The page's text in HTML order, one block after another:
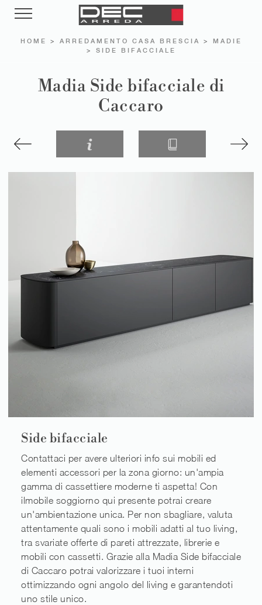
HOME > ARREDAMENTO CASA BRESCIA >
MADIE
> SIDE BIFACCIALE
Madia Side bifacciale di
Caccaro
Side bifacciale
Contattaci per avere ulteriori info sui mobili ed
elementi accessori per la zona giorno: un'ampia
gamma di cassettiere moderne ti aspetta! Con
ilmobile soggiorno qui presente potrai creare
un'ambientazione unica. Per non sbagliare, valuta
attentamente quali sono i mobili adatti al tuo living,
tra svariate offerte di pareti attrezzate, librerie e
mobili con cassetti. Grazie alla Madia Side bifacciale
di Caccaro potrai valorizzare i tuoi interni
ottimizzando ogni angolo del living e garantendoti
uno stile unico.